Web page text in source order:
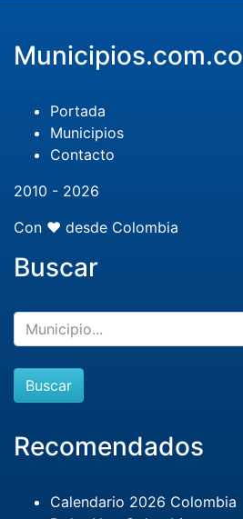
Municipios.com.co
Portada
Municipios
Contacto
2010 - 2026
Con ❤️ desde Colombia
Buscar
Buscar
Recomendados
Calendario 2026 Colombia